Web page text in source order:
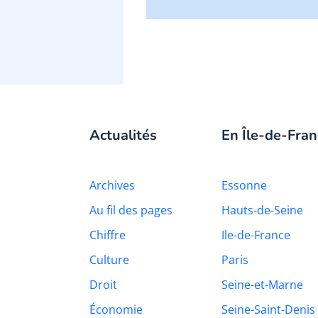
Actualités
Archives
Au fil des pages
Chiffre
Culture
Droit
Économie
En Île-de-
Essonne
Hauts-de-Seine
Ile-de-France
Paris
Seine-et-Marne
Seine-Saint-Denis